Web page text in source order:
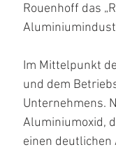
Rouenhoff das
Im Mittelpunkt
und dem
Unternehmens.
Aluminiumoxid,
einen deutlichen